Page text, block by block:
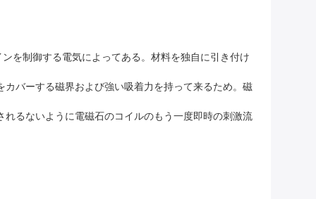
を制御する電気によってある。材料を独自に引き付け
バーする磁界および強い吸着力を持って来るため。磁
るないように電磁石のコイルのもう一度即時の刺激流